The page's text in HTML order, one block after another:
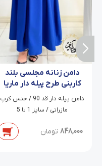
دامن زنانه مجلسی بلند
کاربنی طرح پیله دار ماریا
دامن پیله دار قد 90 / جنس کرپ
مازراتی / سایز 1 تا 5
848,000 تومان